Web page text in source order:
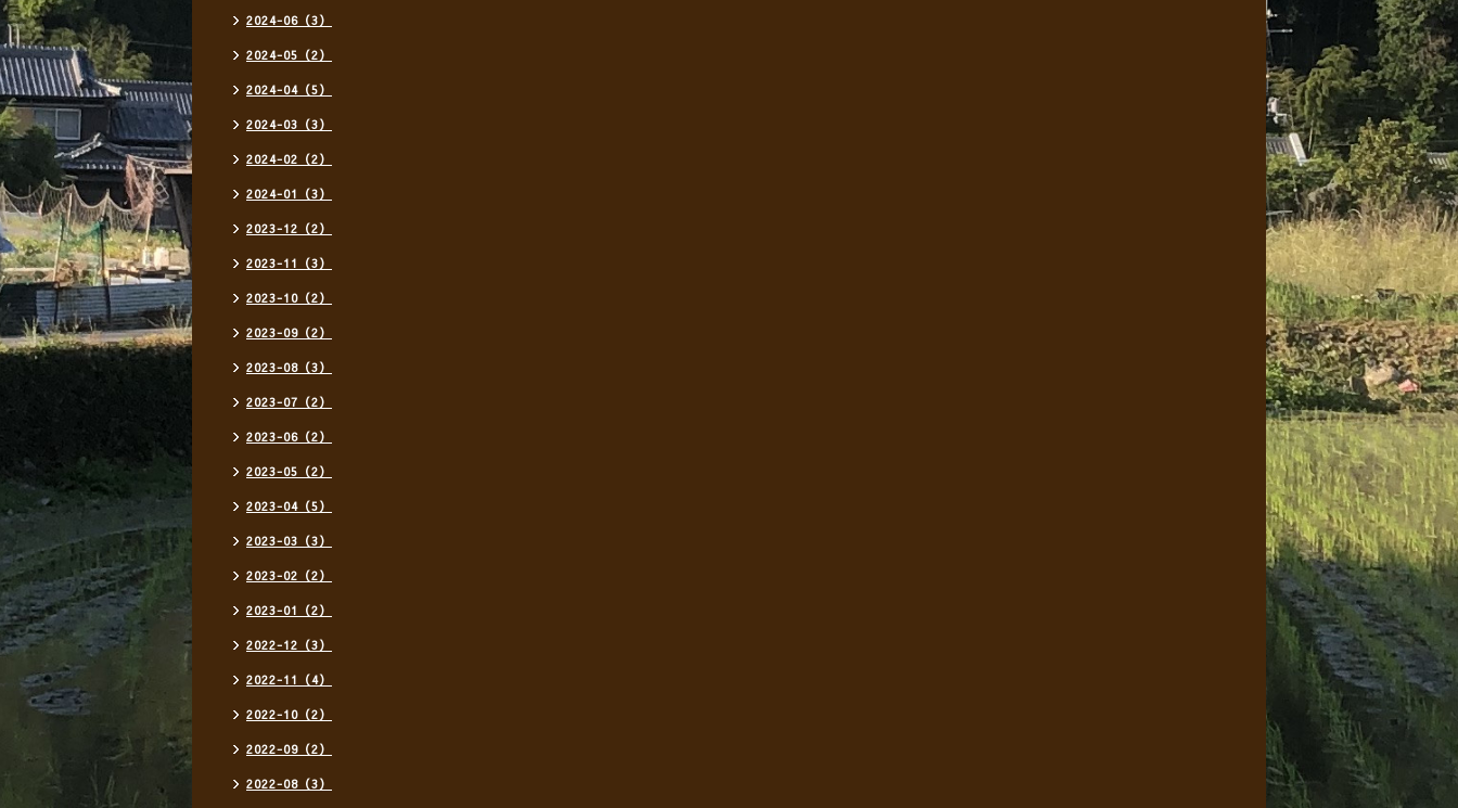
2024-06（3）
2024-05（2）
2024-04（5）
2024-03（3）
2024-02（2）
2024-01（3）
2023-12（2）
2023-11（3）
2023-10（2）
2023-09（2）
2023-08（3）
2023-07（2）
2023-06（2）
2023-05（2）
2023-04（5）
2023-03（3）
2023-02（2）
2023-01（2）
2022-12（3）
2022-11（4）
2022-10（2）
2022-09（2）
2022-08（3）